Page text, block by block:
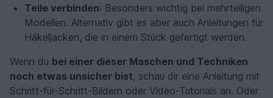
Teile verbinden: Besonders wichtig bei mehrteiligen
Modellen. Alternativ gibt es aber auch Anleitungen für
Häkeljacken, die in einem Stück gefertigt werden.
Wenn du bei einer dieser Maschen und Techniken
noch etwas unsicher bist, schau dir eine Anleitung mit
Schritt-für-Schritt-Bildern oder Video-Tutorials an. Oder